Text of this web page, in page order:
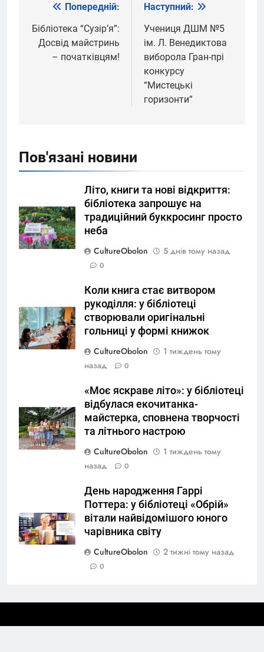
Навігація
записів
Попередній:
Бібліотека “Сузірʼя”:
Досвід майстринь
– початківцям!
Наступний:
Учениця ДШМ №5
ім. Л. Венедиктова
виборола Гран-прі
конкурсу
“Мистецькі
горизонти”
Пов'язані новини
Літо, книги та нові відкриття:
бібліотека запрошує на
традиційний буккросинг просто
неба
CultureObolon
5 днів тому назад
0
Коли книга стає витвором
рукоділля: у бібліотеці
створювали оригінальні
гольниці у формі книжок
CultureObolon
1 тиждень тому
назад
0
«Моє яскраве літо»: у бібліотеці
відбулася екочитанка-
майстерка, сповнена творчості
та літнього настрою
CultureObolon
1 тиждень тому
назад
0
День народження Гаррі
Поттера: у бібліотеці «Обрій»
вітали найвідомішого юного
чарівника світу
CultureObolon
2 тижні тому назад
0